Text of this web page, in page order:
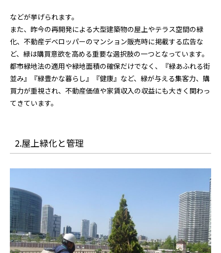
などが挙げられます。
また、昨今の再開発による大型建築物の屋上やテラス空間の緑
化、不動産デベロッパーのマンション販売時に掲載する広告な
ど、緑は購買意欲を高める重要な選択肢の一つとなっています。
都市緑地法の適用や緑地面積の確保だけでなく、『緑あふれる街
並み』『緑豊かな暮らし』『健康』など、緑が与える集客力、購
買力が重視され、不動産価値や家賃収入の収益にも大きく関わっ
てきています。
2.屋上緑化と管理